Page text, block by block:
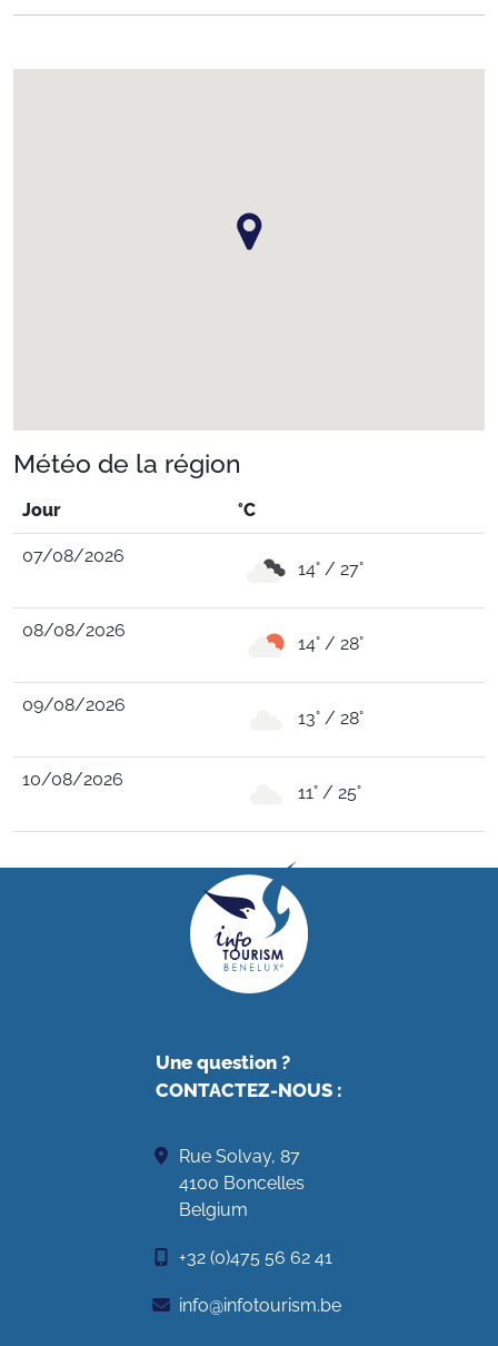
Météo de la région
Jour °C
07/08/2026
14° / 27°
08/08/2026
14° / 28°
09/08/2026
13° / 28°
10/08/2026
11° / 25°
Une question ?
CONTACTEZ-NOUS :
Rue Solvay, 87
4100 Boncelles
Belgium
+32 (0)475 56 62 41
info@infotourism.be